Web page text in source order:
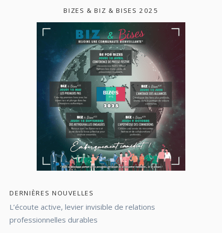
BIZES & BIZ & BISES 2025
DERNIÈRES NOUVELLES
L’écoute active, levier invisible de relations
professionnelles durables